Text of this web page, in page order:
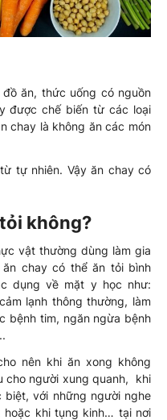
ăn, thức uống có nguồn
được chế biến từ các loại
chay là không ăn các món
tự nhiên. Vậy ăn chay có
không?
vật thường dùng làm gia
chay có thể ăn tỏi bình
dụng về mặt y học như:
lạnh thông thường, làm
bệnh tim, ngăn ngừa bệnh
nên khi ăn xong không
cho người xung quanh, khi
với những người nghe
khi tụng kinh… tại nơi